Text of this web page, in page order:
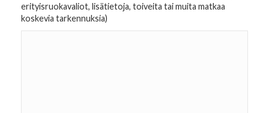
erityisruokavaliot, lisätietoja, toiveita tai muita matkaa
koskevia tarkennuksia)